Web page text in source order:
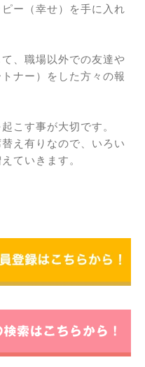
ー（幸せ）を手に入れ
、職場以外での友達や
ナー）をした方々の報
こす事が大切です。
え有りなので、いろい
ていきます。